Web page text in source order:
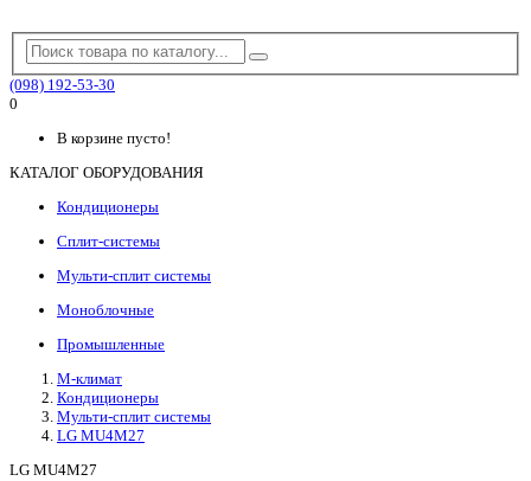
(098) 192-53-30
0
В корзине пусто!
КАТАЛОГ ОБОРУДОВАНИЯ
Кондиционеры
Сплит-системы
Мульти-сплит системы
Моноблочные
Промышленные
М-климат
Кондиционеры
Мульти-сплит системы
LG MU4M27
LG MU4M27